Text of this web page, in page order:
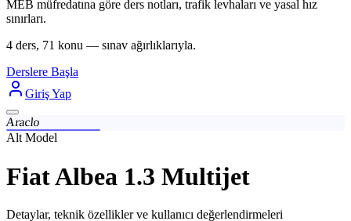
MEB müfredatına göre ders notları, trafik levhaları ve yasal hız
sınırları.
4 ders, 71 konu — sınav ağırlıklarıyla.
Derslere Başla
Giriş Yap
Araclo
Alt Model
Fiat Albea 1.3 Multijet
Detaylar, teknik özellikler ve kullanıcı değerlendirmeleri